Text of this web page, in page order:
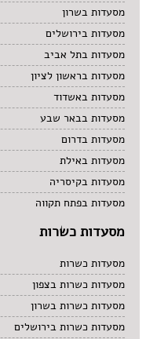
מסעדות בשרון
מסעדות בירושלים
מסעדות בתל אביב
מסעדות בראשון לציון
מסעדות באשדוד
מסעדות בבאר שבע
מסעדות בדרום
מסעדות באילת
מסעדות בקיסריה
מסעדות בפתח תקווה
מסעדות כשרות
מסעדות כשרות
מסעדות כשרות בצפון
מסעדות כשרות בשרון
מסעדות כשרות בירושלים